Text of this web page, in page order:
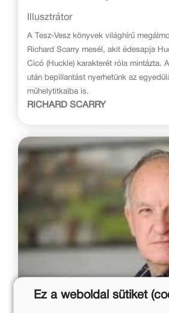
Illusztrátor
A Tesz-Vesz könyvek világhírű
Richard Scarry mesél, akit édesapja
Cicó (Huckle) karakterét róla mintázta.
után bepillantást nyerhetünk az
műhelytitkaiba is.
RICHARD SCARRY
Ez a weboldal sütiket